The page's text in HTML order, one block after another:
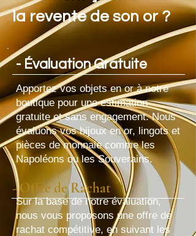
la revente de son or ?
- Évaluation Gratuite
Apportez vos objets en or à notre
boutique pour une estimation
gratuite et sans engagement. Nous
évaluons vos bijoux en or, lingots et
pièces de monnaie comme les
Napoléons ou les Souverains.
Sur la base de notre évaluation,
nous vous proposons une offre de
rachat compétitive, en suivant les
- Offre de Rachat